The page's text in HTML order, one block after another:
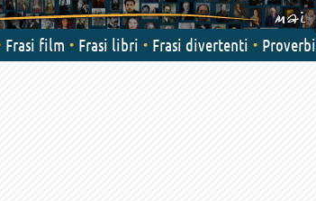
Frasi film Frasi libri Frasi divertenti Proverbi